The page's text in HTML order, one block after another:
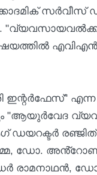
ഇന്റർഫേസ്"
ഡയറക്ടർ
ഡോ.
രാമനാഥൻ,